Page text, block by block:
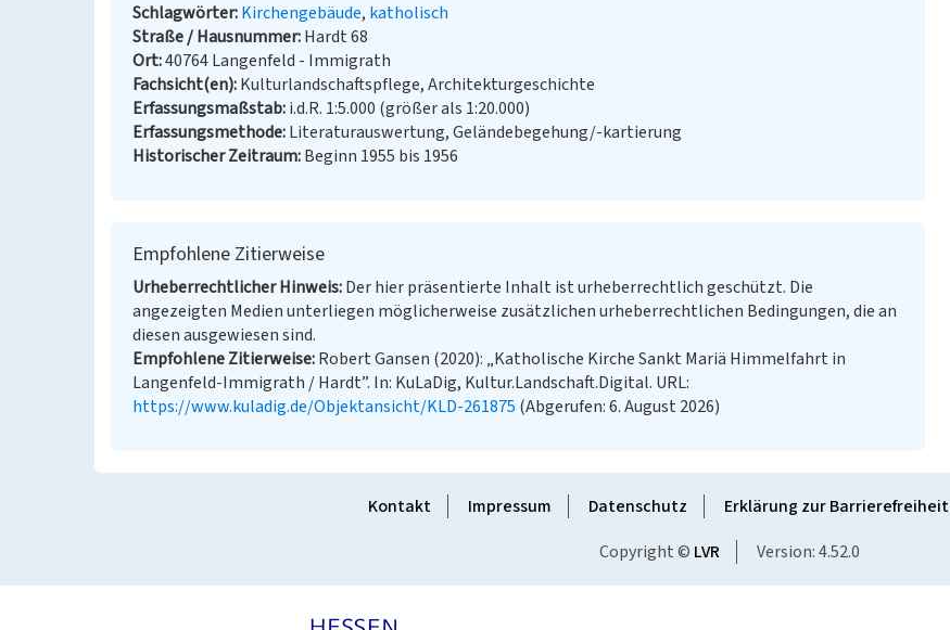
Schlagwörter Kirchengebäude katholisch
Straße / Hausnummer Hardt 68
Ort 40764 Langenfeld - Immigrath
Fachsicht(en) Kulturlandschaftspflege, Architekturgeschichte
Erfassungsmaßstab i.d.R. 1:5.000 (größer als 1:20.000)
Erfassungsmethode Literaturauswertung, Geländebegehung/-kartierung
Historischer Zeitraum Beginn 1955 bis 1956
Empfohlene Zitierweise
Urheberrechtlicher Hinweis Der hier präsentierte Inhalt ist urheberrechtlich geschützt. Die
angezeigten Medien unterliegen möglicherweise zusätzlichen urheberrechtlichen Bedingungen, die an
diesen ausgewiesen sind.
Empfohlene Zitierweise Robert Gansen (2020): „Katholische Kirche Sankt Mariä Himmelfahrt in
Langenfeld-Immigrath / Hardt”. In: KuLaDig, Kultur.Landschaft.Digital. URL:
https://www.kuladig.de/Objektansicht/KLD-261875 (Abgerufen: 6. August 2026)
Kontakt Impressum Datenschutz Erklärung zur Barrierefreiheit
Copyright © LVR Version: 4.52.0